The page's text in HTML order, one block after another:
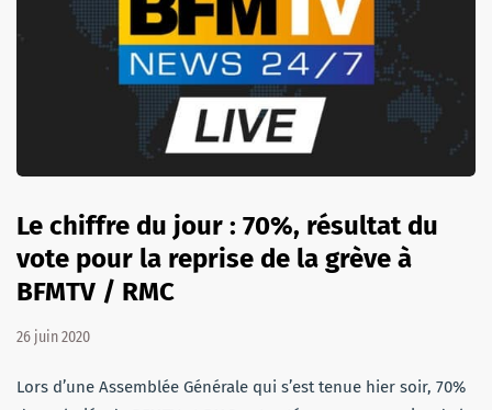
Le chiffre du jour : 70%, résultat du
vote pour la reprise de la grève à
BFMTV / RMC
26 juin 2020
Lors d’une Assemblée Générale qui s’est tenue hier soir, 70%